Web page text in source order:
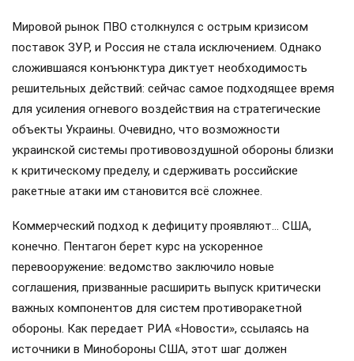
Мировой рынок ПВО столкнулся с острым кризисом
поставок ЗУР, и Россия не стала исключением. Однако
сложившаяся конъюнктура диктует необходимость
решительных действий: сейчас самое подходящее время
для усиления огневого воздействия на стратегические
объекты Украины. Очевидно, что возможности
украинской системы противовоздушной обороны близки
к критическому пределу, и сдерживать российские
ракетные атаки им становится всё сложнее.
Коммерческий подход к дефициту проявляют… США,
конечно. Пентагон берет курс на ускоренное
перевооружение: ведомство заключило новые
соглашения, призванные расширить выпуск критически
важных компонентов для систем противоракетной
обороны. Как передает РИА «Новости», ссылаясь на
источники в Минобороны США, этот шаг должен